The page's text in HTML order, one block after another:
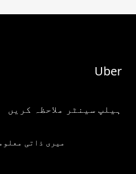
Uber
ہیلپ سینٹر ملاحظہ کریں
میری ذاتی